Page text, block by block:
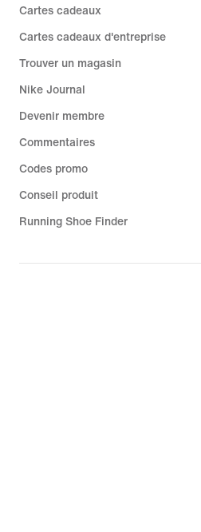
Cartes cadeaux
Cartes cadeaux d'entreprise
Trouver un magasin
Nike Journal
Devenir membre
Commentaires
Codes promo
Conseil produit
Running Shoe Finder